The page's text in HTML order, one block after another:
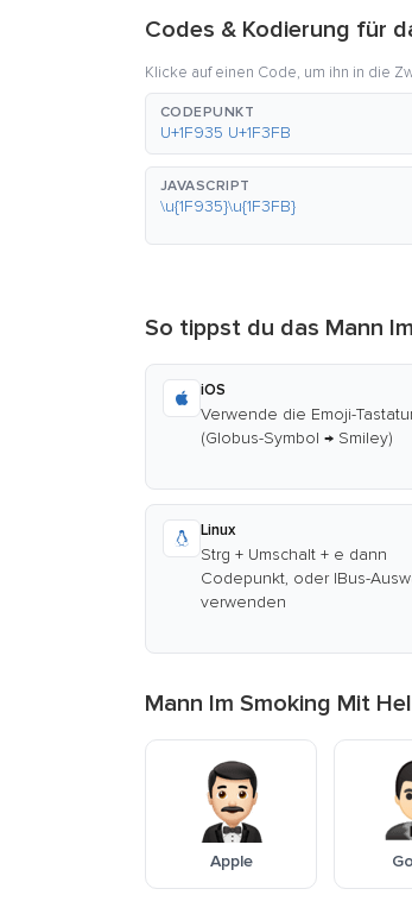
Codes & Kodierung für
Klicke auf einen Code, um ihn in die
CODEPUNKT
U+1F935 U+1F3FB
JAVASCRIPT
\u{1F935}\u{1F3FB}
So tippst du das Mann
iOS
Verwende die Emoji-
(Globus-Symbol → Smiley)
Linux
Strg + Umschalt + e dann
Codepunkt, oder IBus-
verwenden
Mann Im Smoking Mit
Apple